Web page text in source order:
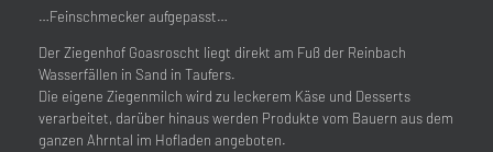
…Feinschmecker aufgepasst…
Der Ziegenhof Goasroscht liegt direkt am Fuß der Reinbach
Wasserfällen in Sand in Taufers.
Die eigene Ziegenmilch wird zu leckerem Käse und Desserts
verarbeitet, darüber hinaus werden Produkte vom Bauern aus dem
ganzen Ahrntal im Hofladen angeboten.
Anfragen